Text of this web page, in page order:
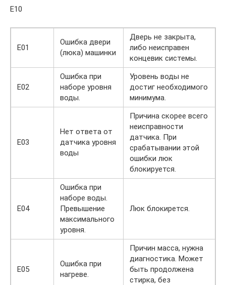
Е10
Е01
Ошибка двери
(люка) машинки
Дверь не закрыта,
либо неисправен
концевик системы.
Е02
Ошибка при
наборе уровня
воды.
Уровень воды не
достиг необходимого
минимума.
Е03
Нет ответа от
датчика уровня
воды
Причина скорее всего
неисправности
датчика. При
срабатывании этой
ошибки люк
блокируется.
Е04
Ошибка при
наборе воды.
Превышение
максимального
уровня.
Люк блокирется.
Е05
Ошибка при
нагреве.
Причин масса, нужна
диагностика. Может
быть продолжена
стирка, без